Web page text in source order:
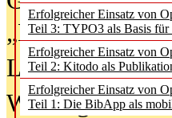
Erfolgreicher Einsatz von
Teil 3: TYPO3 als Basis
Erfolgreicher Einsatz von
Teil 2: Kitodo als
Erfolgreicher Einsatz von
Teil 1: Die BibApp als
„Library of
Lesen als
Wie